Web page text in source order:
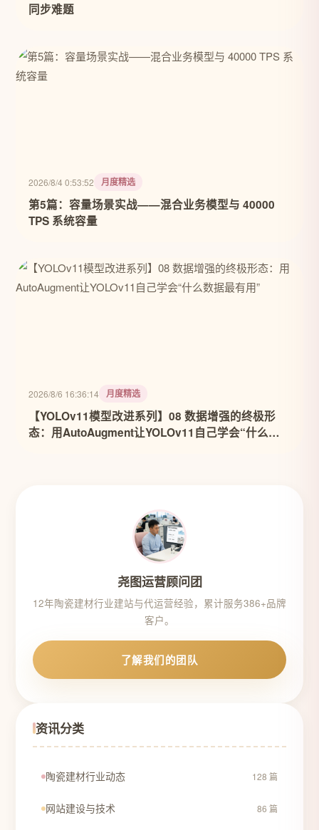
同步难题
2026/8/4 0:53:52 月度精选
第5篇：容量场景实战——混合业务模型与 40000
TPS 系统容量
2026/8/6 16:36:14 月度精选
【YOLOv11模型改进系列】08 数据增强的终极形
态：用AutoAugment让YOLOv11自己学会“什么数
尧图运营顾问团
12年陶瓷建材行业建站与代运营经验，累计服务386+品牌
客户。
了解我们的团队
资讯分类
陶瓷建材行业动态 128 篇
网站建设与技术 86 篇